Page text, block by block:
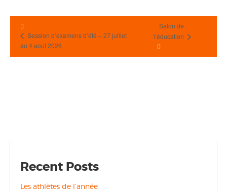
Session d’examens d’été – 27 juillet
au 4 août 2026
Salon de
l’éducation
Recent Posts
Les athlètes de l’année